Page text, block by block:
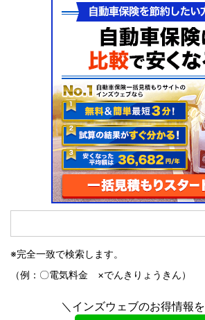
※完全一致で検索します。
（例：〇電気料金 ×でんきりょうきん）
＼インズウェブのお得情報